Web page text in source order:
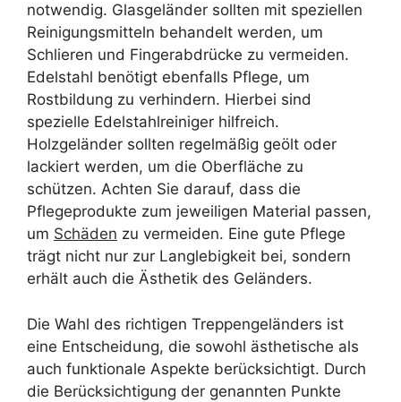
notwendig. Glasgeländer sollten mit speziellen
Reinigungsmitteln behandelt werden, um
Schlieren und Fingerabdrücke zu vermeiden.
Edelstahl benötigt ebenfalls Pflege, um
Rostbildung zu verhindern. Hierbei sind
spezielle Edelstahlreiniger hilfreich.
Holzgeländer sollten regelmäßig geölt oder
lackiert werden, um die Oberfläche zu
schützen. Achten Sie darauf, dass die
Pflegeprodukte zum jeweiligen Material passen,
um Schäden zu vermeiden. Eine gute Pflege
trägt nicht nur zur Langlebigkeit bei, sondern
erhält auch die Ästhetik des Geländers.
Die Wahl des richtigen Treppengeländers ist
eine Entscheidung, die sowohl ästhetische als
auch funktionale Aspekte berücksichtigt. Durch
die Berücksichtigung der genannten Punkte